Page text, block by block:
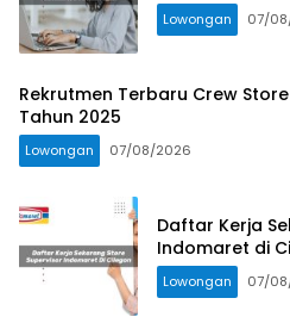
Lowongan 07/
Rekrutmen Terbaru Crew
Tahun 2025
Lowongan 07/08/2026
Daftar Kerja
Indomaret di
Lowongan 07/